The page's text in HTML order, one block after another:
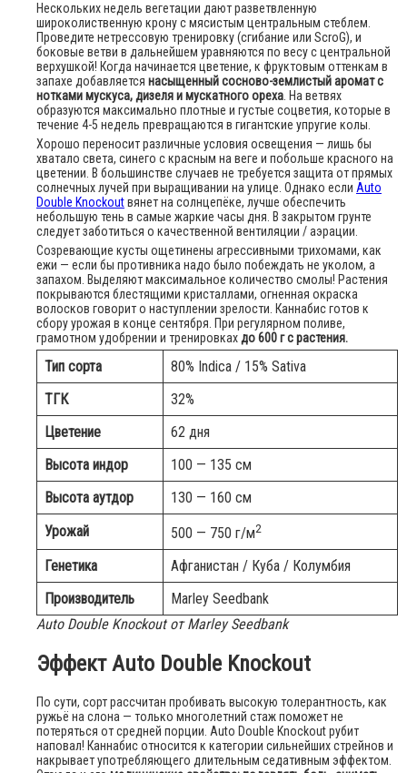
Нескольких недель вегетации дают разветвленную
широколиственную крону с мясистым центральным стеблем.
Проведите нетрессовую тренировку (сгибание или ScroG), и
боковые ветви в дальнейшем уравняются по весу с центральной
верхушкой! Когда начинается цветение, к фруктовым оттенкам в
запахе добавляется насыщенный сосново-землистый аромат с
нотками мускуса, дизеля и мускатного ореха. На ветвях
образуются максимально плотные и густые соцветия, которые в
течение 4-5 недель превращаются в гигантские упругие колы.
Хорошо переносит различные условия освещения — лишь бы
хватало света, синего с красным на веге и побольше красного на
цветении. В большинстве случаев не требуется защита от прямых
солнечных лучей при выращивании на улице. Однако если Auto
Double Knockoutвянет на солнцепёке, лучше обеспечить
небольшую тень в самые жаркие часы дня. В закрытом грунте
следует заботиться о качественной вентиляции / аэрации.
Созревающие кусты ощетинены агрессивными трихомами, как
ежи — если бы противника надо было побеждать не уколом, а
запахом. Выделяют максимальное количество смолы! Растения
покрываются блестящими кристаллами, огненная окраска
волосков говорит о наступлении зрелости. Каннабис готов к
сбору урожая в конце сентября. При регулярном поливе,
грамотном удобрении и тренировкахдо 600 г с растения.
Тип сорта
80% Indica / 15% Sativa
ТГК
32%
Цветение
62 дня
Высота индор
100 — 135 см
Высота аутдор
130 — 160 см
Урожай
500 — 750 г/м2
Генетика
Афганистан / Куба / Колумбия
Производитель
Marley Seedbank
Auto Double Knockout от Marley Seedbank
Эффект Auto Double Knockout
По сути, сорт рассчитан пробивать высокую толерантность, как
ружьё на слона — только многолетний стаж поможет не
потеряться от средней порции. Auto Double Knockout рубит
наповал! Каннабис относится к категории сильнейших стрейнов и
накрывает употребляющего длительным седативным эффектом.